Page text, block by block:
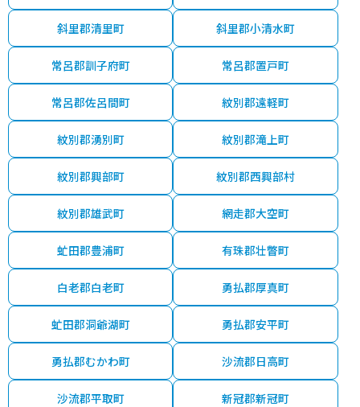
斜里郡清里町 斜里郡小清水町
常呂郡訓子府町 常呂郡置戸町
常呂郡佐呂間町 紋別郡遠軽町
紋別郡湧別町 紋別郡滝上町
紋別郡興部町 紋別郡西興部村
紋別郡雄武町 網走郡大空町
虻田郡豊浦町 有珠郡壮瞥町
白老郡白老町 勇払郡厚真町
虻田郡洞爺湖町 勇払郡安平町
勇払郡むかわ町 沙流郡日高町
沙流郡平取町 新冠郡新冠町